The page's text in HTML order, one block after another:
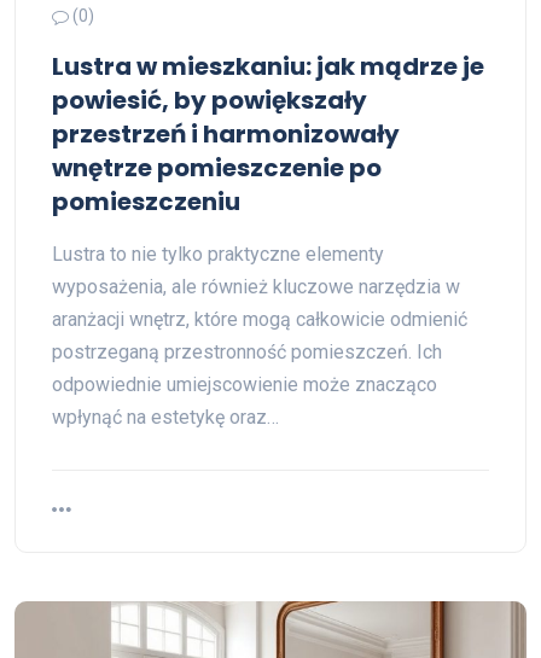
(0)
Lustra w mieszkaniu: jak mądrze je
powiesić, by powiększały
przestrzeń i harmonizowały
wnętrze pomieszczenie po
pomieszczeniu
Lustra to nie tylko praktyczne elementy
wyposażenia, ale również kluczowe narzędzia w
aranżacji wnętrz, które mogą całkowicie odmienić
postrzeganą przestronność pomieszczeń. Ich
odpowiednie umiejscowienie może znacząco
wpłynąć na estetykę oraz…